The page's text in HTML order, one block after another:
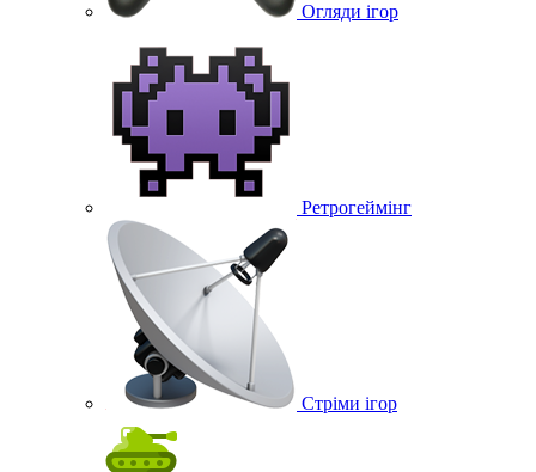
Огляди ігор
Ретрогеймінг
Стріми ігор